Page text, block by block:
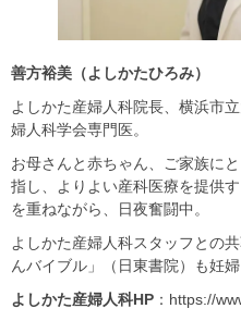
善方裕美（よしかたひろみ）
よしかた産婦人科院長、横浜市
婦人科学会専門医。
お母さんと赤ちゃん、ご家族に
指し、よりよい産科医療を提供
を重ねながら、日夜奮闘中。
よしかた産婦人科スタッフとの
んバイブル」（日東書院）も妊
よしかた産婦人科HP ：https://